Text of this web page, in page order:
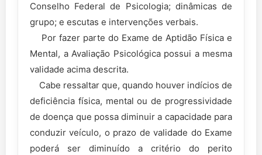
Conselho Federal de Psicologia; dinâmicas de
grupo; e escutas e intervenções verbais.
Por fazer parte do Exame de Aptidão Física e
Mental, a Avaliação Psicológica possui a mesma
validade acima descrita.
Cabe ressaltar que, quando houver indícios de
deficiência física, mental ou de progressividade
de doença que possa diminuir a capacidade para
conduzir veículo, o prazo de validade do Exame
poderá ser diminuído a critério do perito